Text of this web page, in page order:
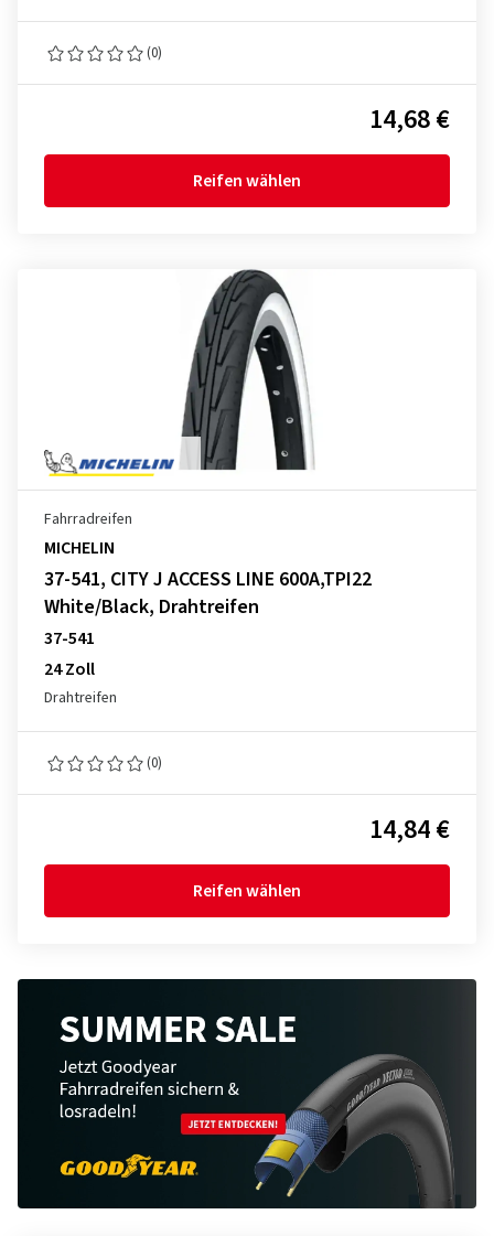
(0)
14,68 €
Reifen wählen
Fahrradreifen
MICHELIN
37-541, CITY J ACCESS LINE 600A,TPI22
White/Black, Drahtreifen
37-541
24 Zoll
Drahtreifen
(0)
14,84 €
Reifen wählen